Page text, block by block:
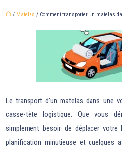
/ Matelas / Comment transporter un matelas
Le transport d’un matelas dans une
casse-tête logistique. Que vous
simplement besoin de déplacer
planification minutieuse et quelques